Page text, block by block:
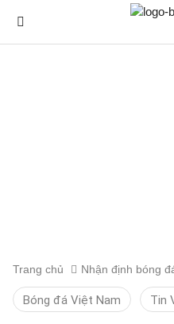
Trang chủ Nhận định bóng
Bóng đá Việt Nam Tin